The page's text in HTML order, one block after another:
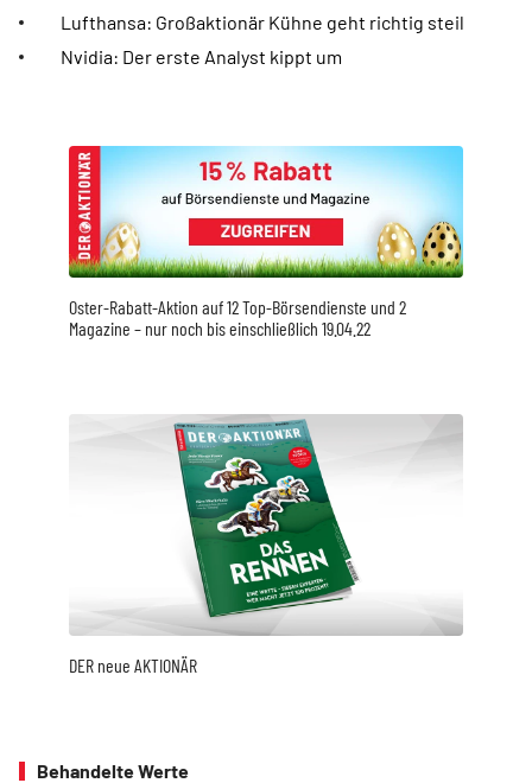
Lufthansa: Großaktionär Kühne geht richtig steil
Nvidia: Der erste Analyst kippt um
Oster-Rabatt-Aktion auf 12 Top-Börsendienste und 2
Magazine – nur noch bis einschließlich 19.04.22
DER neue AKTIONÄR
Behandelte Werte